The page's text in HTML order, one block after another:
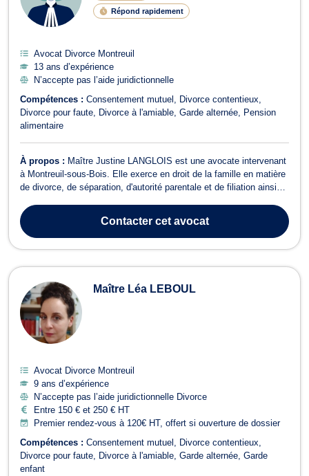
Répond rapidement
Avocat Divorce Montreuil
13 ans d’expérience
N’accepte pas l’aide juridictionnelle
Compétences : Consentement mutuel
Divorce contentieux
Divorce pour faute
Divorce à l'amiable Garde alternée
Pension
alimentaire
À propos : Maître Justine LANGLOIS est une avocate intervenant
à Montreuil-sous-Bois. Elle exerce en droit de la famille en matière
de divorce, de séparation, d'autorité parentale et de filiation ainsi
son intervention en droit de la famille et de la personne, notamment
d...
Contactercet avocat
Maître Léa LEBOUL
Avocat Divorce Montreuil
9 ans d’expérience
N’accepte pas l’aide juridictionnelle Divorce
Entre 150 € et 250 € HT
Premier rendez-vous à 120€ HT, offert si ouverture de dossier
Compétences : Consentement mutuel
Divorce contentieux
Divorce pour faute
Divorce à l'amiable Garde alternée Garde
enfant